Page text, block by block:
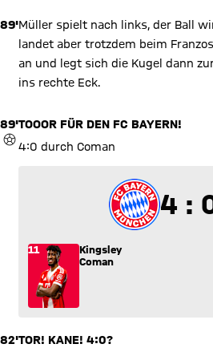
89'Müller spielt nach links, der Ball
landet aber trotzdem beim
an und legt sich die Kugel dann
ins rechte Eck.
89'
TOR
TOOOR FÜR DEN FC BAYERN!
4:0 durch Coman
4
4 :
11
Kingsley
Coman
82'TOR! KANE! 4:0?